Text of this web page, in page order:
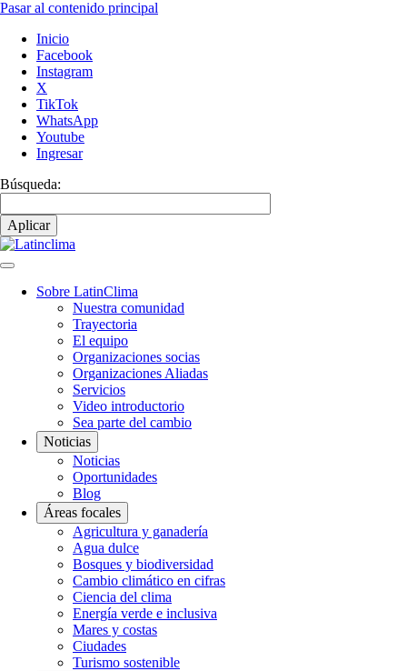
Pasar al contenido principal
Inicio
Facebook
Instagram
X
TikTok
WhatsApp
Youtube
Ingresar
Búsqueda:
Navegación
Sobre LatinClima
Nuestra comunidad
Trayectoria
El equipo
Organizaciones socias
Organizaciones Aliadas
Servicios
Video introductorio
Sea parte del cambio
Noticias
Noticias
Oportunidades
Blog
Áreas focales
Agricultura y ganadería
Agua dulce
Bosques y biodiversidad
Cambio climático en cifras
Ciencia del clima
Energía verde e inclusiva
Mares y costas
Ciudades
Turismo sostenible